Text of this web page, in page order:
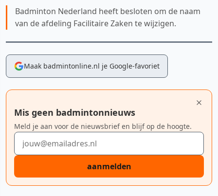
Badminton Nederland heeft besloten om de naam
van de afdeling Facilitaire Zaken te wijzigen.
Maak badmintonline.nl je Google-favoriet
Mis geen badmintonnieuws
Meld je aan voor de nieuwsbrief en blijf op de hoogte.
E-mailadres
aanmelden